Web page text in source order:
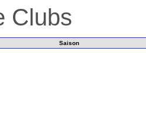
Clubs
Saison